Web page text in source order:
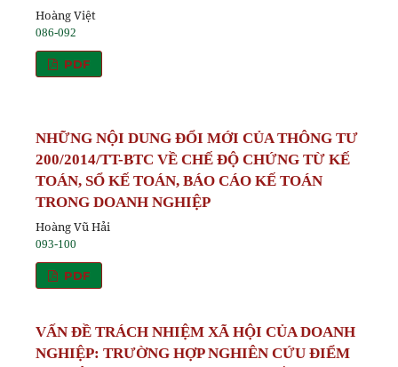
Hoàng Việt
086-092
PDF
NHỮNG NỘI DUNG ĐỔI MỚI CỦA THÔNG TƯ
200/2014/TT-BTC VỀ CHẾ ĐỘ CHỨNG TỪ KẾ
TOÁN, SỔ KẾ TOÁN, BÁO CÁO KẾ TOÁN
TRONG DOANH NGHIỆP
Hoàng Vũ Hải
093-100
PDF
VẤN ĐỀ TRÁCH NHIỆM XÃ HỘI CỦA DOANH
NGHIỆP: TRƯỜNG HỢP NGHIÊN CỨU ĐIỂM